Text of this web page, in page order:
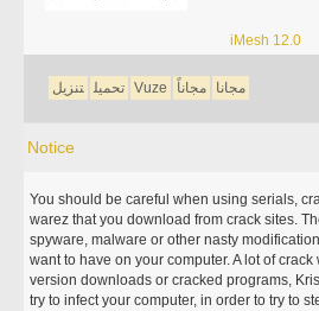
iMesh 12.0
تحميل تنزيل Vuze مجانا مجاناً
Notice
You should be careful when using serials,
warez that you download from crack sites.
spyware, malware or other nasty
want to have on your computer. A lot of crack
version downloads or cracked programs,
try to infect your computer, in order to try to